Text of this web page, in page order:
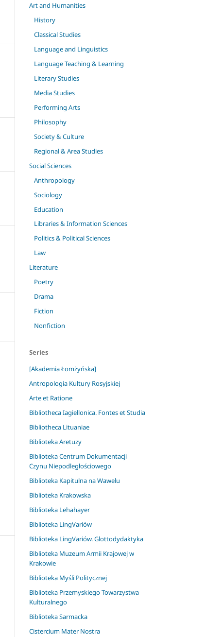
Art and Humanities
History
Classical Studies
Language and Linguistics
Language Teaching & Learning
Literary Studies
Media Studies
Performing Arts
Philosophy
Society & Culture
Regional & Area Studies
Social Sciences
Anthropology
Sociology
Education
Libraries & Information Sciences
Politics & Political Sciences
Law
Literature
Poetry
Drama
Fiction
Nonfiction
Series
[Akademia Łomżyńska]
Antropologia Kultury Rosyjskiej
Arte et Ratione
Bibliotheca Iagiellonica. Fontes et Studia
Bibliotheca Lituaniae
Biblioteka Aretuzy
Biblioteka Centrum Dokumentacji
Czynu Niepodległościowego
Biblioteka Kapitulna na Wawelu
Biblioteka Krakowska
Biblioteka Lehahayer
Biblioteka LingVariów
Biblioteka LingVariów. Glottodydaktyka
Biblioteka Muzeum Armii Krajowej w
Krakowie
Biblioteka Myśli Politycznej
Biblioteka Przemyskiego Towarzystwa
Kulturalnego
Biblioteka Sarmacka
Cistercium Mater Nostra